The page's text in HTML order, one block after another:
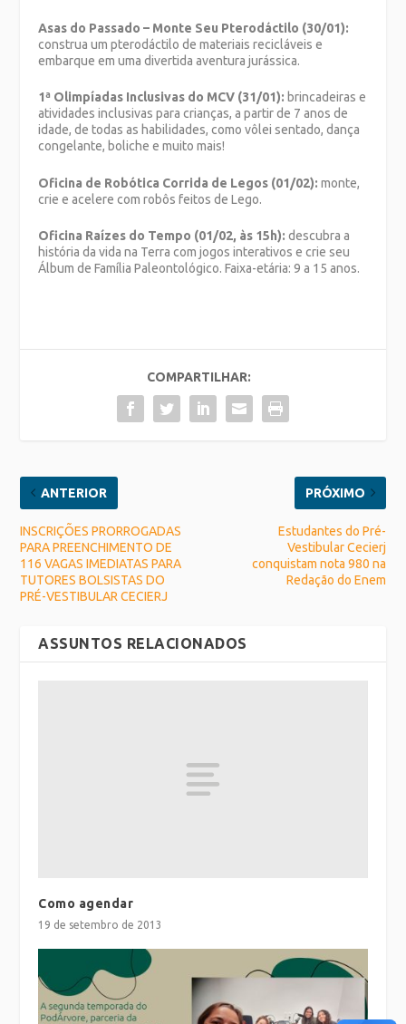
Asas do Passado – Monte Seu Pterodáctilo (30/01):
construa um pterodáctilo de materiais recicláveis e
embarque em uma divertida aventura jurássica.
1ª Olimpíadas Inclusivas do MCV (31/01): brincadeiras e
atividades inclusivas para crianças, a partir de 7 anos de
idade, de todas as habilidades, como vôlei sentado, dança
congelante, boliche e muito mais!
Oficina de Robótica Corrida de Legos (01/02):monte,
crie e acelere com robôs feitos de Lego.
Oficina Raízes do Tempo (01/02, às 15h): descubra a
história da vida na Terra com jogos interativos e crie seu
Álbum de Família Paleontológico. Faixa-etária: 9 a 15 anos.
COMPARTILHAR:
ANTERIOR
INSCRIÇÕES PRORROGADAS
PARA PREENCHIMENTO DE
116 VAGAS IMEDIATAS PARA
TUTORES BOLSISTAS DO
PRÉ-VESTIBULAR CECIERJ
PRÓXIMO
Estudantes do Pré-
Vestibular Cecierj
conquistam nota 980 na
Redação do Enem
ASSUNTOS RELACIONADOS
Como agendar
19 de setembro de 2013